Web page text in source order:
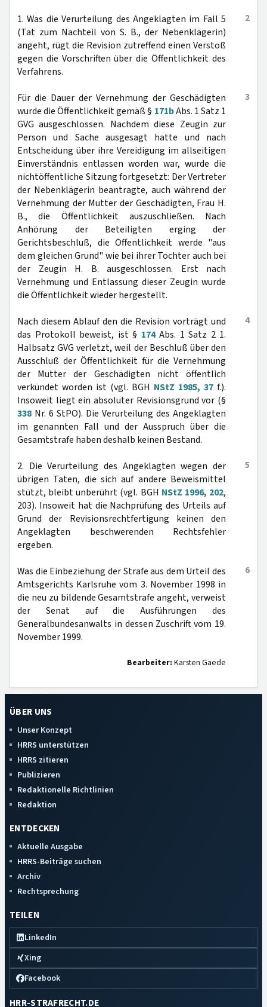
2
1. Was die Verurteilung des Angeklagten im Fall 5
(Tat zum Nachteil von S. B., der Nebenklägerin)
angeht, rügt die Revision zutreffend einen Verstoß
gegen die Vorschriften über die Öffentlichkeit des
Verfahrens.
3
Für die Dauer der Vernehmung der Geschädigten
wurde die Öffentlichkeit gemäß § 171bAbs. 1 Satz 1
GVG ausgeschlossen. Nachdem diese Zeugin zur
Person und Sache ausgesagt hatte und nach
Entscheidung über ihre Vereidigung im allseitigen
Einverständnis entlassen worden war, wurde die
nichtöffentliche Sitzung fortgesetzt: Der Vertreter
der Nebenklägerin beantragte, auch während der
Vernehmung der Mutter der Geschädigten, Frau H.
B., die Öffentlichkeit auszuschließen. Nach
Anhörung der Beteiligten erging der
Gerichtsbeschluß, die Öffentlichkeit werde "aus
dem gleichen Grund" wie bei ihrer Tochter auch bei
der Zeugin H. B. ausgeschlossen. Erst nach
Vernehmung und Entlassung dieser Zeugin wurde
die Öffentlichkeit wieder hergestellt.
4
Nach diesem Ablauf den die Revision vorträgt und
das Protokoll beweist, ist § 174Abs. 1 Satz 2 1.
Halbsatz GVG verletzt, weil der Beschluß über den
Ausschluß der Öffentlichkeit für die Vernehmung
der Mutter der Geschädigten nicht öffentlich
verkündet worden ist (vgl. BGH NStZ 1985, 37 f.).
Insoweit liegt ein absoluter Revisionsgrund vor (§
338 Nr. 6 StPO). Die Verurteilung des Angeklagten
im genannten Fall und der Ausspruch über die
Gesamtstrafe haben deshalb keinen Bestand.
5
2. Die Verurteilung des Angeklagten wegen der
übrigen Taten, die sich auf andere Beweismittel
stützt, bleibt unberührt (vgl. BGH NStZ 1996, 202,
203). Insoweit hat die Nachprüfung des Urteils auf
Grund der Revisionsrechtfertigung keinen den
Angeklagten beschwerenden Rechtsfehler
ergeben.
6
Was die Einbeziehung der Strafe aus dem Urteil des
Amtsgerichts Karlsruhe vom 3. November 1998 in
die neu zu bildende Gesamtstrafe angeht, verweist
der Senat auf die Ausführungen des
Generalbundesanwalts in dessen Zuschrift vom 19.
November 1999.
Bearbeiter: Karsten Gaede
ÜBER UNS
Unser Konzept
HRRS unterstützen
HRRS zitieren
Publizieren
Redaktionelle Richtlinien
Redaktion
ENTDECKEN
Aktuelle Ausgabe
HRRS-Beiträge suchen
Archiv
Rechtsprechung
TEILEN
LinkedIn
Xing
Facebook
HRR-STRAFRECHT.DE